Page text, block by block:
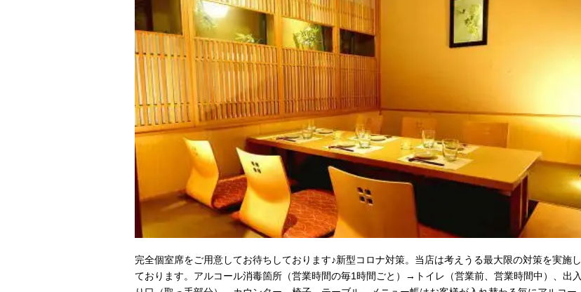
完全個室席をご用意してお待ちしております♪新型コロナ対策。当店は考えうる最大限の対策を実施し
ております。アルコール消毒箇所（営業時間の毎1時間ごと）→トイレ（営業前、営業時間中）、出入